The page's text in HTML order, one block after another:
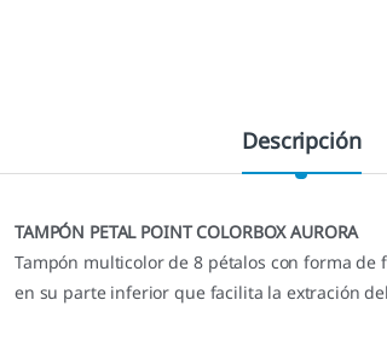
Descripción
TAMPÓN PETAL POINT COLORBOX AURORA
Tampón multicolor de 8 pétalos con forma de
en su parte inferior que facilita la extración